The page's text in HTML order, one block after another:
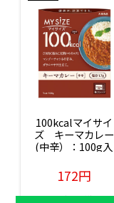
100kcalマイサイ
ズ　キーマカレー
(中辛）：100g入
172円
販売価格(税込)